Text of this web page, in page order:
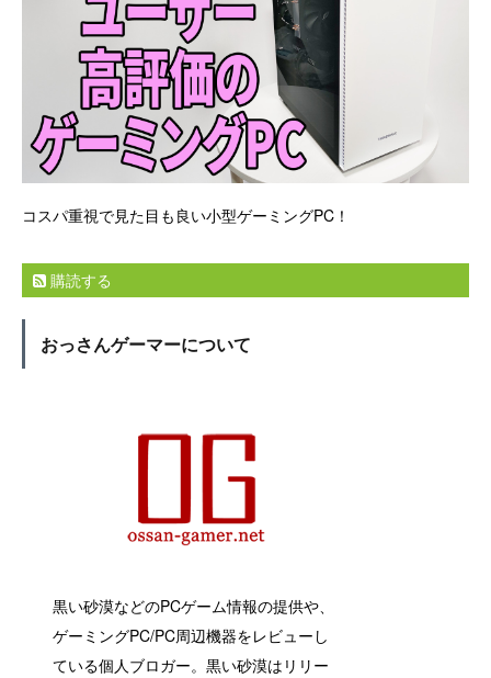
コスパ重視で見た目も良い小型ゲーミングPC！
購読する
おっさんゲーマーについて
黒い砂漠などのPCゲーム情報の提供や、
ゲーミングPC/PC周辺機器をレビューし
ている個人ブロガー。黒い砂漠はリリー